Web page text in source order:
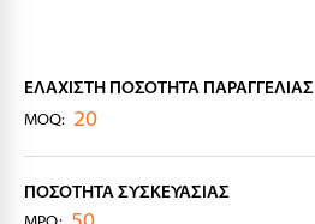
ΕΛΆΧΙΣΤΗ ΠΟΣΌΤΗΤΑ ΠΑΡΑΓΓΕΛΊΑΣ
MOQ: 20
ΠΟΣΌΤΗΤΑ ΣΥΣΚΕΥΑΣΊΑΣ
MPQ